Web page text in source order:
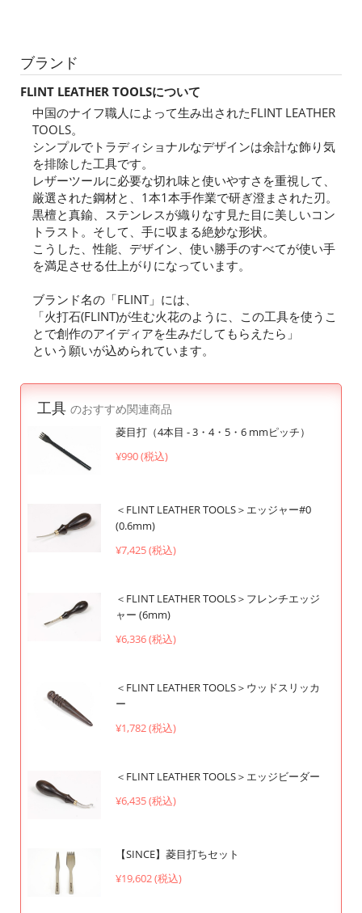
ブランド
FLINT LEATHER TOOLSについて
中国のナイフ職人によって生み出されたFLINT LEATHER
TOOLS。
シンプルでトラディショナルなデザインは余計な飾り気
を排除した工具です。
レザーツールに必要な切れ味と使いやすさを重視して、
厳選された鋼材と、1本1本手作業で研ぎ澄まされた刃。
黒檀と真鍮、ステンレスが織りなす見た目に美しいコン
トラスト。そして、手に収まる絶妙な形状。
こうした、性能、デザイン、使い勝手のすべてが使い手
を満足させる仕上がりになっています。
ブランド名の「FLINT」には、
「火打石(FLINT)が生む火花のように、この工具を使うこ
とで創作のアイディアを生みだしてもらえたら」
という願いが込められています。
工具 のおすすめ関連商品
菱目打（4本目 - 3・4・5・6 mmピッチ）
¥990 (税込)
＜FLINT LEATHER TOOLS＞エッジャー#0
(0.6mm)
¥7,425 (税込)
＜FLINT LEATHER TOOLS＞フレンチエッジ
ャー (6mm)
¥6,336 (税込)
＜FLINT LEATHER TOOLS＞ウッドスリッカ
ー
¥1,782 (税込)
＜FLINT LEATHER TOOLS＞エッジビーダー
¥6,435 (税込)
【SINCE】菱目打ちセット
¥19,602 (税込)